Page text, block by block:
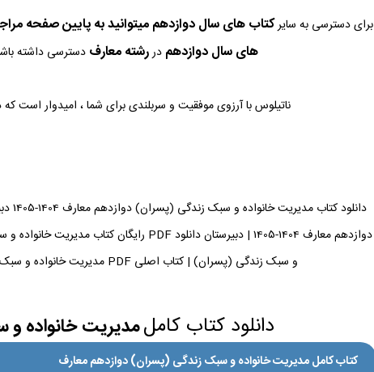
برای دسترسی به سایرکتاب های سال دوازدهم میتوانید به پایین صفحه
های سال دوازدهم دررشته معارف دسترسی داشته
ناتیلوس با آرزوی موفقیت و سربلندی برای شما ، امیدوار است
و سبک زندگی (پسران) | کتاب اصلی PDF مدیریت خانواده و سبک زندگی (پسران) دوازدهم معارف + چاپ 1404-1405
دانلود کتاب کاملمدیریت خانواده
کتاب کامل مدیریت خانواده و سبک زندگی (پسران) دوازدهم معارف